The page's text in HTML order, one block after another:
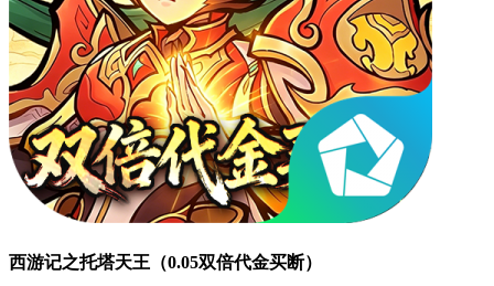
西游记之托塔天王（0.05双倍代金买断）